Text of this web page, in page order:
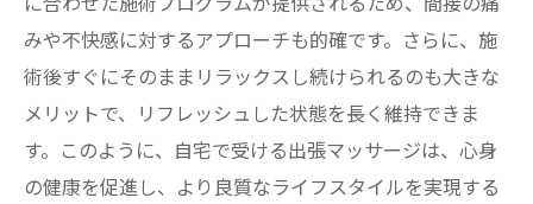
みや不快感に対するアプローチも的確です。さらに、施
術後すぐにそのままリラックスし続けられるのも大きな
メリットで、リフレッシュした状態を長く維持できま
す。このように、自宅で受ける出張マッサージは、心身
の健康を促進し、より良質なライフスタイルを実現する